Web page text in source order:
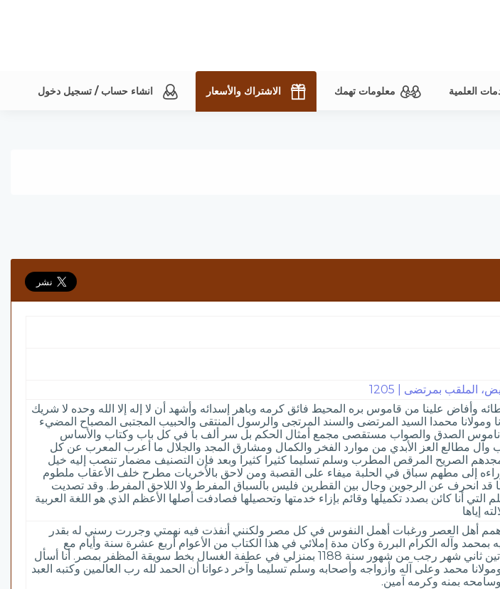
العلمية معلومات تهمك الاشتراك والأسعار انشاء حساب / تسجيل دخول
بمرتضى | 1205
وأفاض علينا من قاموس بره المحيط فائق كرمه وباهر إسدائه وأشهد أن لا إله إلا الله وحده لا شريك
محمدا السيد المرتضى والسند المرتجى والرسول المنتقى والحبيب المجتبى المصباح المضيء
ناموس الصدق والصواب مستقصى مجمع أمثال الحكم بل سر ألف با في كل باب وكتاب والأساس
مطالع العز الأبدي من موارد الفخر والكمال ومشارق المجد والجلال ما أعرب المعرب عن كل
المرقص المطرب وسلم تسليما كثيرا كثيرا وبعد فإن التصنيف مضمار تنصب إليه خيل
إلى مطهم سباق في الحلبة ميفاء على القصبة ومن لاحق بالأخريات مطرح خلف الأعقاب ملطوم
انحرف عن الرجوين وجال بين القطرين فليس بالسباق المفرط ولا اللاحق المفرط. وقد تصديت
أنا كائن بصدد تكميلها وقائم بإزاء خدمتها وتحصيلها فصادفت أصلها الأعظم الذي هو اللغة العربية
إياها
أهل العصر ورغبات أهمل النفوس في كل مصر ولكنني أنفذت فيه نهمتي وجررت رسني له بقدر
بمحمد وآله الكرام البررة وكان مدة إملائي في هذا الكتاب من الأعوام أربع عشرة سنة وأيام مع
شواغل الدهر وتفاقم الكروب بلا انفصام. وكان آخر ذلك في نهار الخميس بين الصلاتين ثاني شهر رجب من شهور سنة 1188 بمنزلي في عطفة الغسال بخط سويقة المظفر بمصر. أنا أسأل
محمد وعلى آله وأزواجه وأصحابه وسلم تسليما وآخر دعوانا أن الحمد لله رب العالمين وكتبه العبد
بمنه وكرمه آمين.